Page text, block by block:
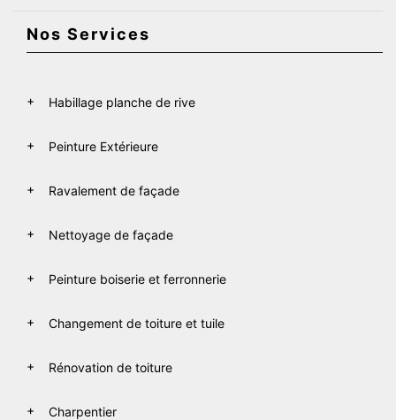
Nos Services
Habillage planche de rive
Peinture Extérieure
Ravalement de façade
Nettoyage de façade
Peinture boiserie et ferronnerie
Changement de toiture et tuile
Rénovation de toiture
Charpentier